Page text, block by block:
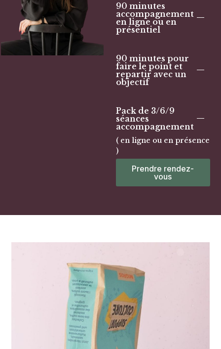
90 minutes
accompagnement
en ligne ou en
présentiel
90 minutes pour
faire le point et
repartir avec un
objectif
Pack de 3/6/9
séances
accompagnement
( en ligne ou en présence
)
Prendre rendez-
vous